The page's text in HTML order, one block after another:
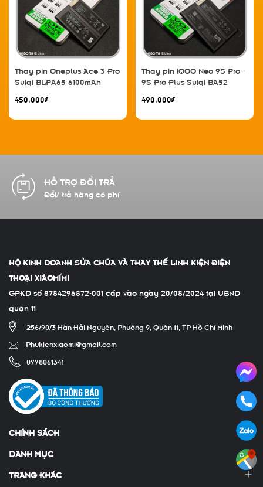
Thay pin Oneplus Ace 3 Pro
Suiqi BLPA65 6100mAh
450.000₫
Thay pin iQOO Neo 9S Pro -
9S Pro Plus Suiqi BA52
490.000₫
CAM KẾT CHẤT LƯỢNG
Hàng chính hãng 100%
HỘ KINH DOANH SỬA CHỮA VÀ THAY THẾ LINH KIỆN ĐIỆN
THOẠI XIÀOMÍMI
GPKD số 8784296872-001 cấp vào ngày 20/08/2024 tại UBND
quận 11
256/90/3 Hàn Hải Nguyên, Phường 9, Quận 11, TP Hồ Chí Minh
Phukienxiaomi@gmail.com
0778061341
CHÍNH SÁCH
DANH MỤC
TRANG KHÁC